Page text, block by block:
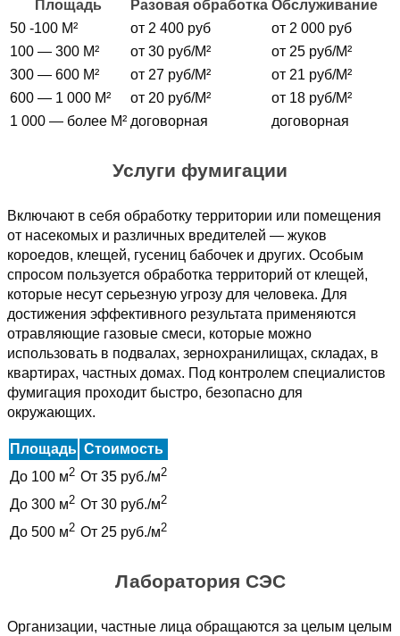
Площадь Разовая обработка Обслуживание
50 -100 М²
от 2 400 руб
от 2 000 руб
100 — 300 М²
от 30 руб/М²
от 25 руб/М²
300 — 600 М²
от 27 руб/М²
от 21 руб/М²
600 — 1 000 М²
от 20 руб/М²
от 18 руб/М²
1 000 — более М² договорная договорная
Услуги фумигации
Включают в себя обработку территории или помещения
от насекомых и различных вредителей — жуков
короедов, клещей, гусениц бабочек и других. Особым
спросом пользуется обработка территорий от клещей,
которые несут серьезную угрозу для человека. Для
достижения эффективного результата применяются
отравляющие газовые смеси, которые можно
использовать в подвалах, зернохранилищах, складах, в
квартирах, частных домах. Под контролем специалистов
фумигация проходит быстро, безопасно для
окружающих.
Площадь Стоимость
До 100 м2 От 35 руб./м2
До 300 м2 От 30 руб./м2
До 500 м2 От 25 руб./м2
Лаборатория СЭС
Организации, частные лица обращаются за целым целым